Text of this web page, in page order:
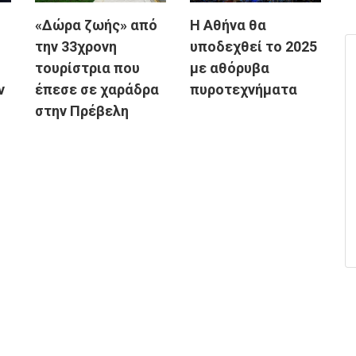
«Δώρα ζωής» από
την 33χρονη
τουρίστρια που
έπεσε σε χαράδρα
στην Πρέβελη
Η Αθήνα θα
υποδεχθεί το 2025
με αθόρυβα
πυροτεχνήματα